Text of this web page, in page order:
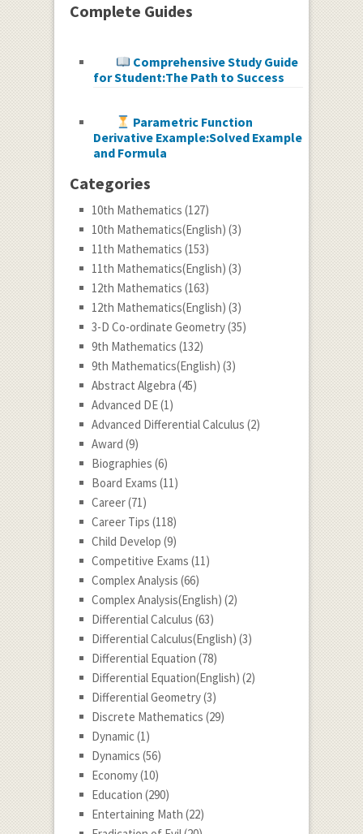
Complete Guides
Comprehensive Study Guide
for Student:The Path to Success
Parametric Function
Derivative Example:Solved Example
and Formula
Categories
10th Mathematics (127)
10th Mathematics(English) (3)
11th Mathematics (153)
11th Mathematics(English) (3)
12th Mathematics (163)
12th Mathematics(English) (3)
3-D Co-ordinate Geometry(35)
9th Mathematics (132)
9th Mathematics(English) (3)
Abstract Algebra (45)
Advanced DE(1)
Advanced Differential Calculus (2)
Award (9)
Biographies (6)
Board Exams (11)
Career(71)
Career Tips (118)
Child Develop (9)
Competitive Exams (11)
Complex Analysis (66)
Complex Analysis(English) (2)
Differential Calculus (63)
Differential Calculus(English) (3)
Differential Equation (78)
Differential Equation(English) (2)
Differential Geometry(3)
Discrete Mathematics (29)
Dynamic(1)
Dynamics (56)
Economy(10)
Education (290)
Entertaining Math (22)